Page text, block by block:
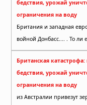
бедствия, урожай
ограничения на воду
Британия и западная
войной Донбасс.... . То ли
Британская
бедствия, урожай
ограничения на воду
из Австралии привезут